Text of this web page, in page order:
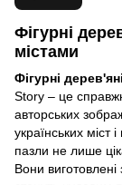
Фігурні
містами
Фігурні
Story – це
авторських
українських міст
пазли не лише
Вони виготовлені